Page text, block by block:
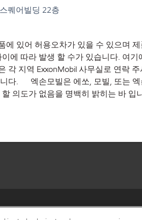
퀘어빌딩 22층
에 있어 허용오차가 있을 수 있으며
에 따라 발생 할 수가 있습니다. 여
지역 ExxonMobil 사무실로 연락 주
다. 엑손모빌은 에쏘, 모빌, 또는 엑
의도가 없음을 명백히 밝히는 바